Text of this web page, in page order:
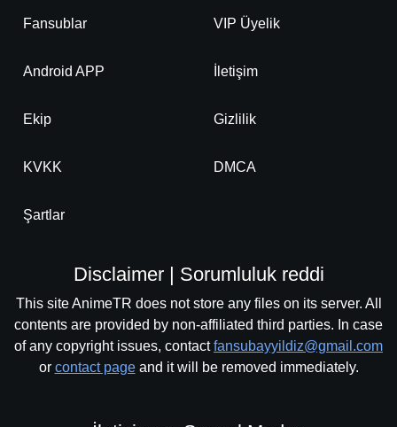
Fansublar VIP Üyelik
Android APP İletişim
Ekip Gizlilik
KVKK DMCA
Şartlar
Disclaimer | Sorumluluk reddi
This site AnimeTR does not store any files on its server. All
contents are provided by non-affiliated third parties. In case
of any copyright issues, contactfansubayyildiz@gmail.com
or contact pageand it will be removed immediately.